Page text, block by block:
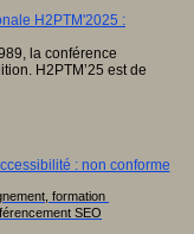
H2PTM'2025 :
la conférence
H2PTM’25 est de
: non conforme
formation
SEO